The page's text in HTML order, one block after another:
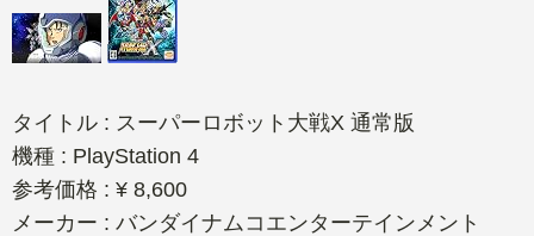
タイトル : スーパーロボット大戦X 通常版
機種 : PlayStation 4
参考価格 : ¥ 8,600
メーカー : バンダイナムコエンターテインメント